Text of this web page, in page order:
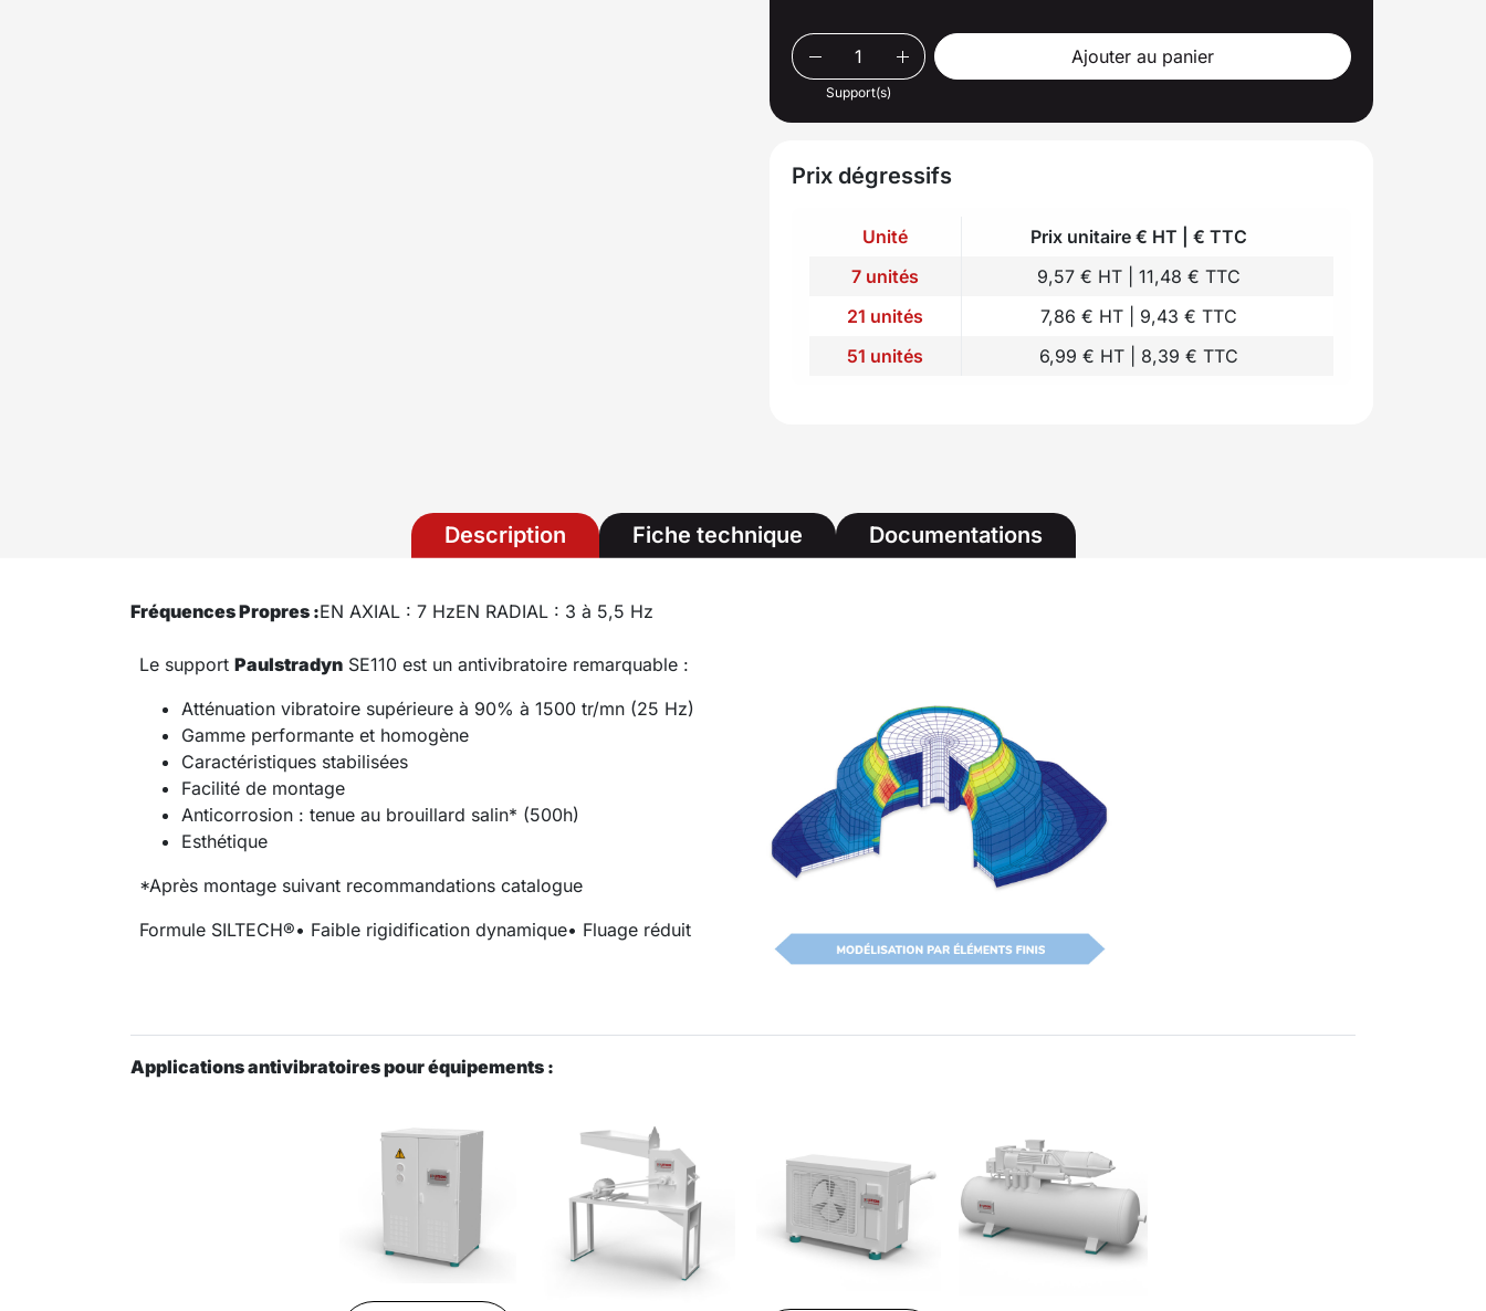
Support(s)
Ajouter au panier
Prix dégressifs
Unité
Prix unitaire € HT | € TTC
7 unités
9,57 € HT | 11,48 € TTC
21 unités
7,86 € HT | 9,43 € TTC
51 unités
6,99 € HT | 8,39 € TTC
Description Fiche technique Documentations
Fréquences Propres :EN AXIAL : 7 HzEN RADIAL : 3 à 5,5 Hz
Le support Paulstradyn SE110 est un antivibratoire remarquable :
Atténuation vibratoire supérieure à 90% à 1500 tr/mn (25 Hz)
Gamme performante et homogène
Caractéristiques stabilisées
Facilité de montage
Anticorrosion : tenue au brouillard salin* (500h)
Esthétique
*Après montage suivant recommandations catalogue
Formule SILTECH®• Faible rigidification dynamique• Fluage réduit
Applications antivibratoires pour équipements :